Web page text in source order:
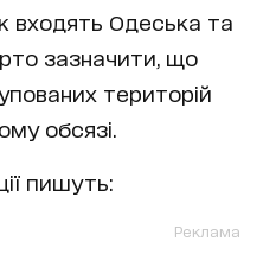
входять Одеська та
зазначити, що
територій
обсязі.
пишуть:
Реклама